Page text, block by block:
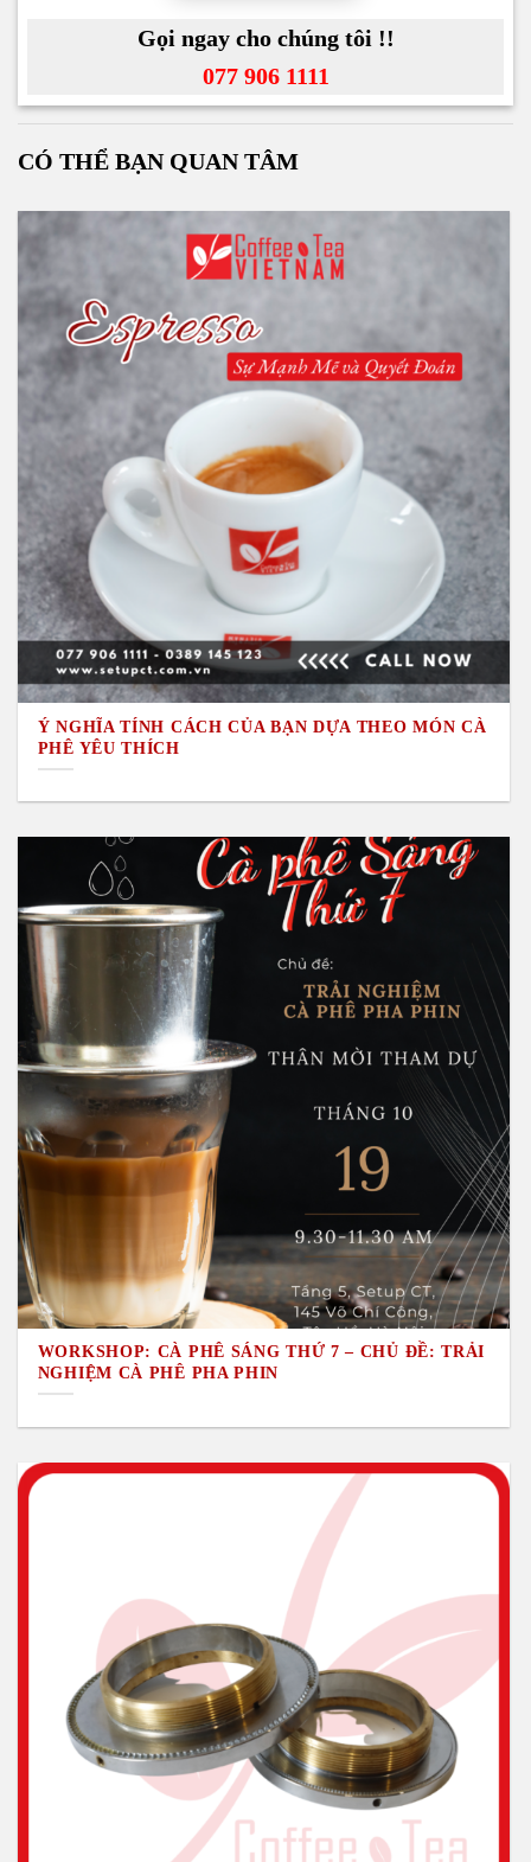
Gọi ngay cho chúng tôi !!
077 906 1111
CÓ THỂ BẠN QUAN TÂM
Ý NGHĨA TÍNH CÁCH CỦA BẠN DỰA THEO MÓN CÀ
PHÊ YÊU THÍCH
WORKSHOP: CÀ PHÊ SÁNG THỨ 7 – CHỦ ĐỀ: TRẢI
NGHIỆM CÀ PHÊ PHA PHIN